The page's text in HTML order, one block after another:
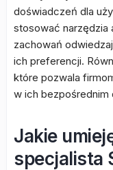
doświadczeń dla
stosować narzędzia
zachowań
ich preferencji.
które pozwala
w ich bezpośrednim
Jakie
specjalista